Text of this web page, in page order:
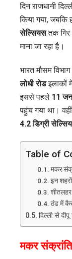
दिन राजधानी
किया गया, जबकि
सेल्सियसतक गिर
माना जा रहा है।
भारत मौसम
लोधी रोडइलाकों
इससे पहले 11
पहुंच गया था। वहीं
4.2 डिग्री
Table of
मकर
इन
ठंड में
दिल्ली से दीपू
मकर